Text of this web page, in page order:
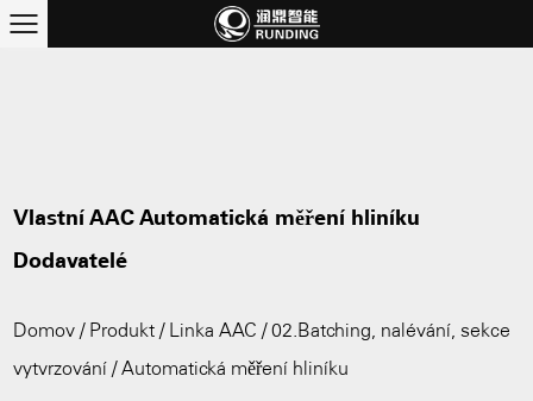
Vlastní AAC Automatická měření hliníku
Dodavatelé
Domov / Produkt / Linka AAC /02.Batching, nalévání, sekce
vytvrzování /Automatická měření hliníku